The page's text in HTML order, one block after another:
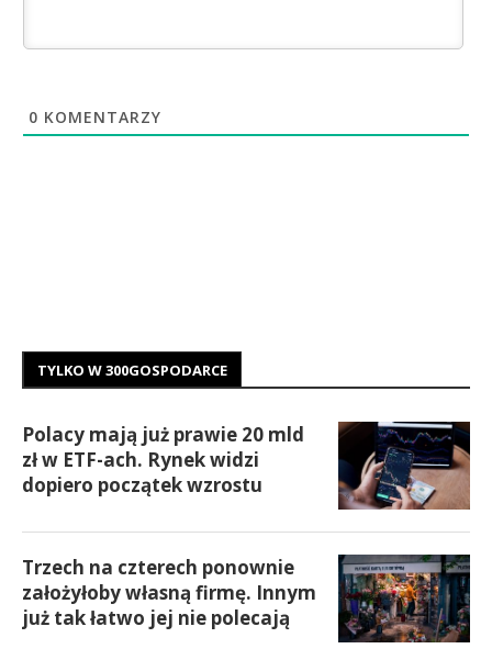
0 KOMENTARZY
TYLKO W 300GOSPODARCE
Polacy mają już prawie 20 mld
zł w ETF-ach. Rynek widzi
dopiero początek wzrostu
Trzech na czterech ponownie
założyłoby własną firmę. Innym
już tak łatwo jej nie polecają